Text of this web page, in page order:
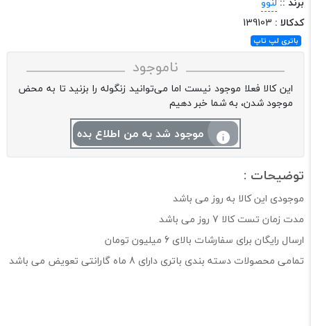
کدکالا : 139103
باتری لپ تاپ
ناموجود
این کالا فعلا موجود نیست اما می‌توانید زنگوله را بزنید تا به محض
موجود شدن، به شما خبر دهیم
موجود شد به من اطلاع بده
توضیحات :
موجودی این کالا به روز می باشد
مدت زمان تست کالا 7 روز می باشد
ارسال رایگان برای سفارشات بالای 6 میلیون تومان
تمامی محصولات دسته بندی باتری دارای 8 ماه گارانتی تعویض می باشد